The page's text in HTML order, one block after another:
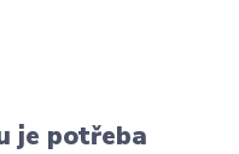
je potřeba